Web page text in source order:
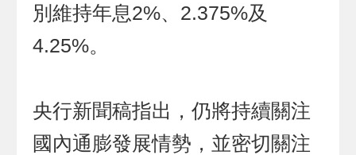
別維持年息2%、2.375%及
4.25%。
央行新聞稿指出，仍將持續關注
國內通膨發展情勢，並密切關注